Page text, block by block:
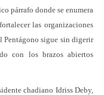
párrafo donde se enumera
las organizaciones
Pentágono sigue sin digerir
con los brazos abiertos
chadiano Idriss Deby,